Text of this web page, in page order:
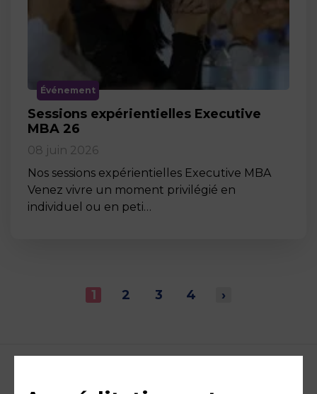
Événement
Sessions expérientielles Executive
MBA 26
08 juin 2026
Nos sessions expérientielles Executive MBA
Venez vivre un moment privilégié en
individuel ou en peti…
1 2 3 4 ›